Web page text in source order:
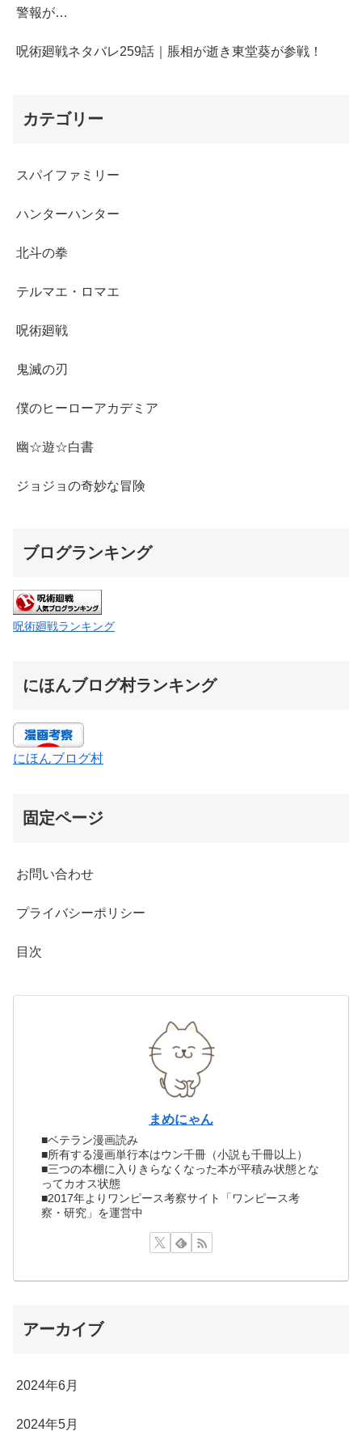
警報が…
呪術廻戦ネタバレ259話｜脹相が逝き東堂葵が参戦！
カテゴリー
スパイファミリー
ハンターハンター
北斗の拳
テルマエ・ロマエ
呪術廻戦
鬼滅の刃
僕のヒーローアカデミア
幽☆遊☆白書
ジョジョの奇妙な冒険
ブログランキング
呪術廻戦ランキング
にほんブログ村ランキング
にほんブログ村
固定ページ
お問い合わせ
プライバシーポリシー
目次
まめにゃん
■ベテラン漫画読み
■所有する漫画単行本はウン千冊（小説も千冊以上）
■三つの本棚に入りきらなくなった本が平積み状態とな
ってカオス状態
■2017年よりワンピース考察サイト「ワンピース考
察・研究」を運営中
アーカイブ
2024年6月
2024年5月